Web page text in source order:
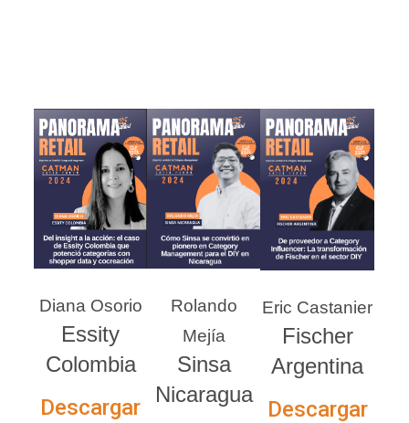
Diana Osorio
Essity
Colombia
Descargar
Rolando
Mejía
Sinsa
Nicaragua
Eric Castanier
Fischer
Argentina
Descargar